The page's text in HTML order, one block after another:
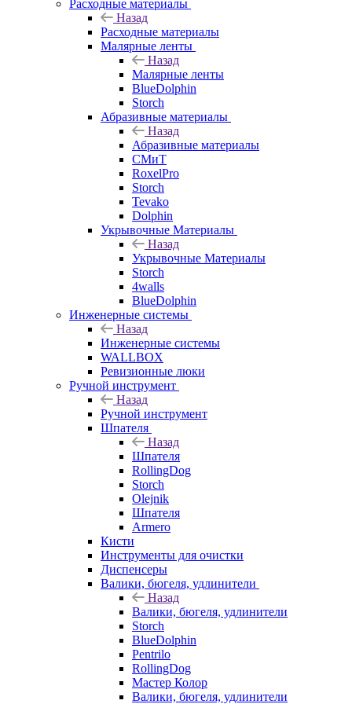
Расходные материалы
Назад
Расходные материалы
Малярные ленты
Назад
Малярные ленты
BlueDolphin
Storch
Абразивные материалы
Назад
Абразивные материалы
СМиТ
RoxelPro
Storch
Tevako
Dolphin
Укрывочные Материалы
Назад
Укрывочные Материалы
Storch
4walls
BlueDolphin
Инженерные системы
Назад
Инженерные системы
WALLBOX
Ревизионные люки
Ручной инструмент
Назад
Ручной инструмент
Шпателя
Назад
Шпателя
RollingDog
Storch
Olejnik
Шпателя
Armero
Кисти
Инструменты для очистки
Диспенсеры
Валики, бюгеля, удлинители
Назад
Валики, бюгеля, удлинители
Storch
BlueDolphin
Pentrilo
RollingDog
Мастер Колор
Валики, бюгеля, удлинители